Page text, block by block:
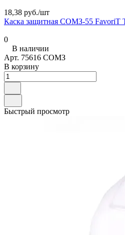
18,38 руб./шт
Каска защитная СОМЗ-55 FavoriT
0
В наличии
Арт. 75616 СОМЗ
В корзину
Быстрый просмотр